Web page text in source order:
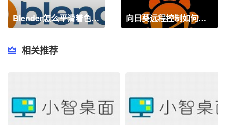
Blender怎么平滑着色？Blender平滑着色教程 向日葵远程控制如何升级服务？向日葵远程控制升级服务的方法
相关推荐